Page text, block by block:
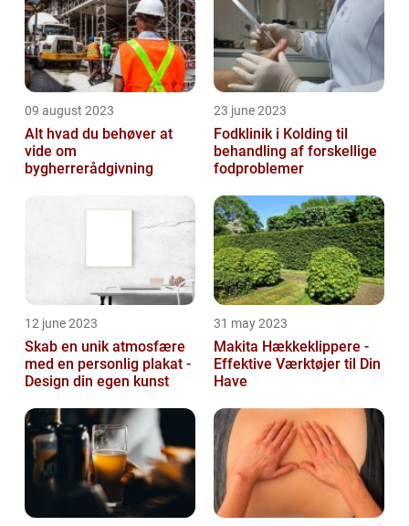
09 august 2023
Alt hvad du behøver at
vide om
bygherrerådgivning
23 june 2023
Fodklinik i Kolding til
behandling af forskellige
fodproblemer
12 june 2023
Skab en unik atmosfære
med en personlig plakat -
Design din egen kunst
31 may 2023
Makita Hækkeklippere -
Effektive Værktøjer til Din
Have